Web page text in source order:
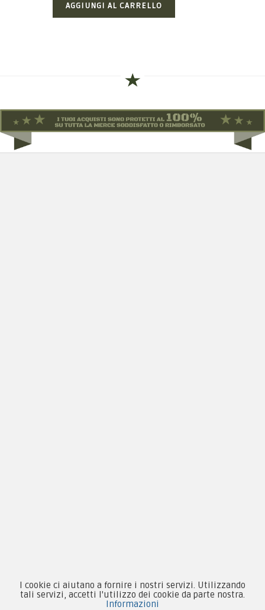
AGGIUNGI AL CARRELLO
I cookie ci aiutano a fornire i nostri servizi. Utilizzando
tali servizi, accetti l'utilizzo dei cookie da parte nostra.
Informazioni